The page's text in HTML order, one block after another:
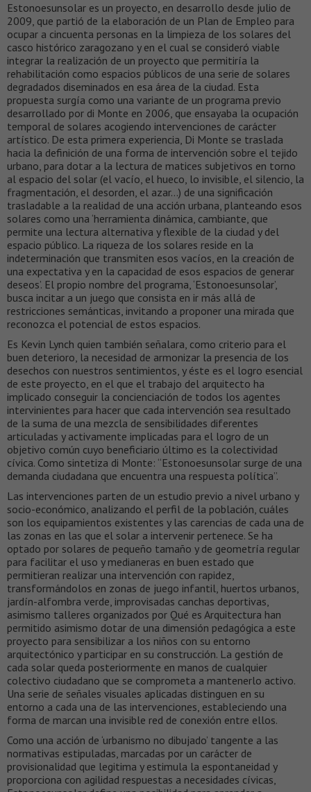
Estonoesunsolar es un proyecto, en desarrollo desde julio de
2009, que partió de la elaboración de un Plan de Empleo para
ocupar a cincuenta personas en la limpieza de los solares del
casco histórico zaragozano y en el cual se consideró viable
integrar la realización de un proyecto que permitiría la
rehabilitación como espacios públicos de una serie de solares
degradados diseminados en esa área de la ciudad. Esta
propuesta surgía como una variante de un programa previo
desarrollado por di Monte en 2006, que ensayaba la ocupación
temporal de solares acogiendo intervenciones de carácter
artístico. De esta primera experiencia, Di Monte se traslada
hacia la definición de una forma de intervención sobre el tejido
urbano, para dotar a la lectura de matices subjetivos en torno
al espacio del solar (el vacío, el hueco, lo invisible, el silencio, la
fragmentación, el desorden, el azar…) de una significación
trasladable a la realidad de una acción urbana, planteando esos
solares como una ‘herramienta dinámica, cambiante, que
permite una lectura alternativa y flexible de la ciudad y del
espacio público. La riqueza de los solares reside en la
indeterminación que transmiten esos vacíos, en la creación de
una expectativa y en la capacidad de esos espacios de generar
deseos’. El propio nombre del programa, ‘Estonoesunsolar’,
busca incitar a un juego que consista en ir más allá de
restricciones semánticas, invitando a proponer una mirada que
reconozca el potencial de estos espacios.
Es Kevin Lynch quien también señalara, como criterio para el
buen deterioro, la necesidad de armonizar la presencia de los
desechos con nuestros sentimientos, y éste es el logro esencial
de este proyecto, en el que el trabajo del arquitecto ha
implicado conseguir la concienciación de todos los agentes
intervinientes para hacer que cada intervención sea resultado
de la suma de una mezcla de sensibilidades diferentes
articuladas y activamente implicadas para el logro de un
objetivo común cuyo beneficiario último es la colectividad
cívica. Como sintetiza di Monte: “Estonoesunsolar surge de una
demanda ciudadana que encuentra una respuesta política”.
Las intervenciones parten de un estudio previo a nivel urbano y
socio-económico, analizando el perfil de la población, cuáles
son los equipamientos existentes y las carencias de cada una de
las zonas en las que el solar a intervenir pertenece. Se ha
optado por solares de pequeño tamaño y de geometría regular
para facilitar el uso y medianeras en buen estado que
permitieran realizar una intervención con rapidez,
transformándolos en zonas de juego infantil, huertos urbanos,
jardín-alfombra verde, improvisadas canchas deportivas,
asimismo talleres organizados por Qué es Arquitectura han
permitido asimismo dotar de una dimensión pedagógica a este
proyecto para sensibilizar a los niños con su entorno
arquitectónico y participar en su construcción. La gestión de
cada solar queda posteriormente en manos de cualquier
colectivo ciudadano que se comprometa a mantenerlo activo.
Una serie de señales visuales aplicadas distinguen en su
entorno a cada una de las intervenciones, estableciendo una
forma de marcan una invisible red de conexión entre ellos.
Como una acción de ‘urbanismo no dibujado’ tangente a las
normativas estipuladas, marcadas por un carácter de
provisionalidad que legitima y estimula la espontaneidad y
proporciona con agilidad respuestas a necesidades cívicas,